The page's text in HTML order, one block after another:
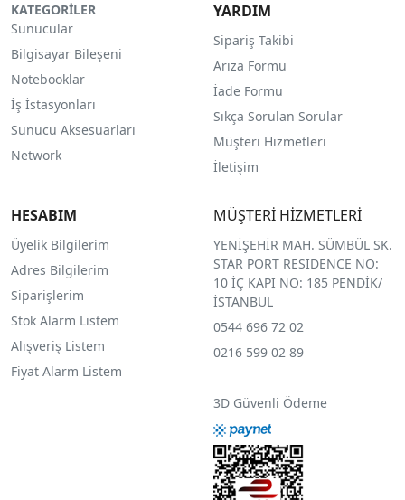
KATEGORİLER
Sunucular
Bilgisayar Bileşeni
Notebooklar
İş İstasyonları
Sunucu Aksesuarları
Network
YARDIM
Sipariş Takibi
Arıza Formu
İade Formu
Sıkça Sorulan Sorular
Müşteri Hizmetleri
İletişim
HESABIM
Üyelik Bilgilerim
Adres Bilgilerim
Siparişlerim
Stok Alarm Listem
Alışveriş Listem
Fiyat Alarm Listem
MÜŞTERİ HİZMETLERİ
YENİŞEHİR MAH. SÜMBÜL SK.
STAR PORT RESIDENCE NO:
10 İÇ KAPI NO: 185 PENDİK/
İSTANBUL
0544 696 72 02
0216 599 02 89
3D Güvenli Ödeme